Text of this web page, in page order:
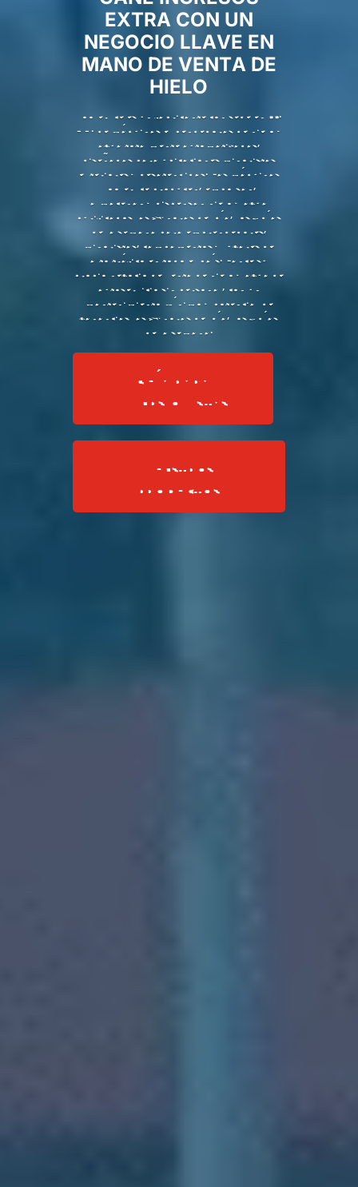
EXTRA CON UN
NEGOCIO LLAVE EN
MANO DE VENTA DE
HIELO
Kooler Ice es un fabricante con sede en EE.
UU. de máquinas expendedoras de hielo y
agua totalmente automatizadas,
diseñadas para ubicaciones minoristas
exteriores y desatendidas. Las máquinas
Kooler Ice producen, embolsan,
almacenan y dispensan hielo y agua
purificados las 24 horas del día, los 7 días
de la semana para emprendedores,
minoristas, campamentos y lugares de
alto tráfico en todo el país. Lance su
propio negocio de venta de hielo y agua de
autoservicio sin personal, con un
mantenimiento mínimo y potencial de
ganancias las 24 horas del día, los 7 días
de la semana.
GUÍA PARA
INVERSIONISTAS
NUESTROS
PRODUCTOS